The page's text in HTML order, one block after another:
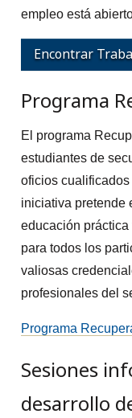
empleo está
Encontrar
Programa
El programa
estudiantes de
oficios
iniciativa pretende
educación
para todos los
valiosas
profesionales del
Programa
Sesiones
desarrollo